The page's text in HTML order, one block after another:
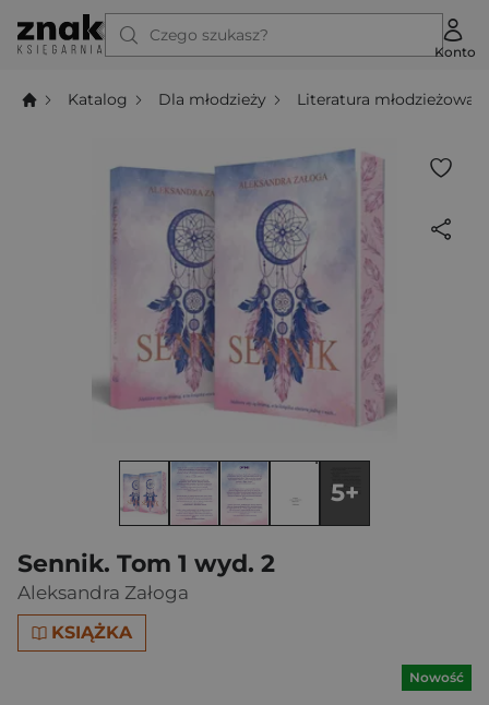
Czego szukasz?
Konto
Katalog Dla młodzieży Literatura młodzieżowa
Sennik. Tom 1 wyd. 2
Aleksandra Załoga
KSIĄŻKA
5+
Nowość